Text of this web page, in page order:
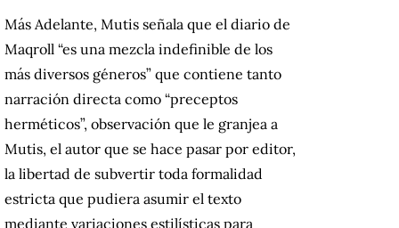
Más Adelante, Mutis señala que el diario de
Maqroll “es una mezcla indefinible de los
más diversos géneros” que contiene tanto
narración directa como “preceptos
herméticos”, observación que le granjea a
Mutis, el autor que se hace pasar por editor,
la libertad de subvertir toda formalidad
estricta que pudiera asumir el texto
mediante variaciones estilísticas para